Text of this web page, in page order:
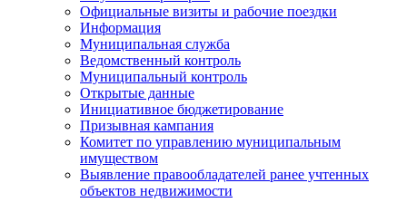
Официальные визиты и рабочие поездки
Информация
Муниципальная служба
Ведомственный контроль
Муниципальный контроль
Открытые данные
Инициативное бюджетирование
Призывная кампания
Комитет по управлению муниципальным
имуществом
Выявление правообладателей ранее учтенных
объектов недвижимости